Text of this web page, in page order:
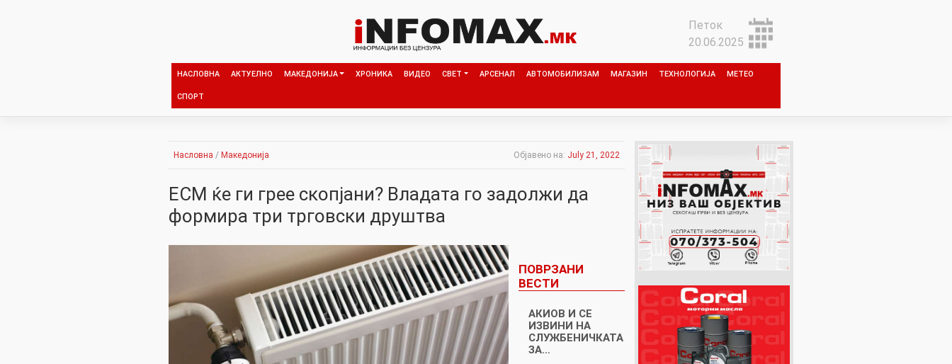
Петок
20.06.2025
НАСЛОВНА АКТУЕЛНО МАКЕДОНИЈА ХРОНИКА ВИДЕО СВЕТ АРСЕНАЛ АВТОМОБИЛИЗАМ МАГАЗИН ТЕХНОЛОГИЈА МЕТЕО
СПОРТ
Насловна / Македонија Објавено на: July 21, 2022
ЕСМ ќе ги грее скопјани? Владата го задолжи да
формира три трговски друштва
ПОВРЗАНИ
ВЕСТИ
АКИОВ И СЕ
ИЗВИНИ НА
СЛУЖБЕНИЧКАТА
ЗА…